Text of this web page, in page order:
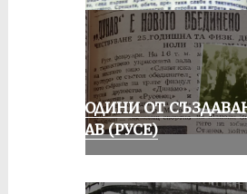
70 ГОДИНИ ОТ
ДУНАВ (РУСЕ)